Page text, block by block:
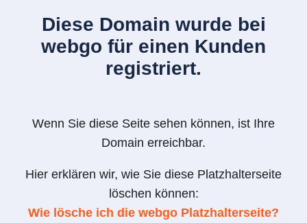
Diese Domain wurde bei
webgo für einen Kunden
registriert.
Wenn Sie diese Seite sehen können, ist Ihre
Domain erreichbar.
Hier erklären wir, wie Sie diese Platzhalterseite
löschen können:
Wie lösche ich die webgo Platzhalterseite?